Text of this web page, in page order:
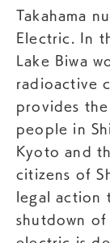
Takahama
Electric. In
Lake Biwa
radioactive
provides
people in
Kyoto and
citizens of
legal action
shutdown of